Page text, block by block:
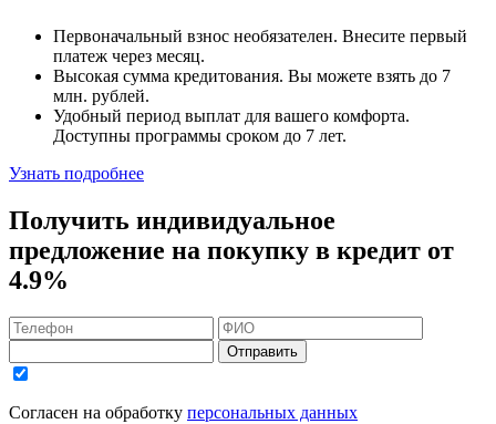
Первоначальный взнос необязателен. Внесите первый
платеж через месяц.
Высокая сумма кредитования. Вы можете взять до 7
млн. рублей.
Удобный период выплат для вашего комфорта.
Доступны программы сроком до 7 лет.
Узнать подробнее
Получить индивидуальное
предложение на покупку в кредит от
4.9%
Отправить
Согласен на обработку персональных данных